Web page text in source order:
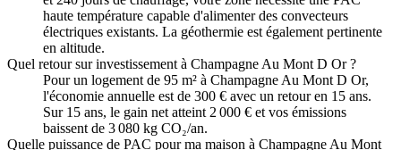
haute température capable d'alimenter des convecteurs
électriques existants. La géothermie est également pertinente
en altitude.
Quel retour sur investissement à Champagne Au Mont D Or ?
Pour un logement de 95 m² à Champagne Au Mont D Or,
l'économie annuelle est de 300 € avec un retour en 15 ans.
Sur 15 ans, le gain net atteint 2 000 € et vos émissions
baissent de 3 080 kg CO₂/an.
Quelle puissance de PAC pour ma maison à Champagne Au Mont